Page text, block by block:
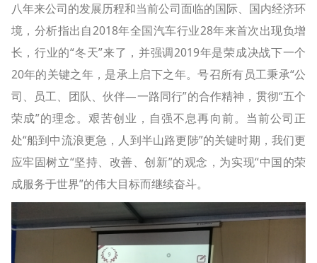
八年来公司的发展历程和当前公司面临的国际、国内经济环
境，分析指出自2018年全国汽车行业28年来首次出现负增
长，行业的“冬天”来了，并强调2019年是荣成决战下一个
20年的关键之年，是承上启下之年。号召所有员工秉承“公
司、员工、团队、伙伴—一路同行”的合作精神，贯彻“五个
荣成”的理念。艰苦创业，自强不息再向前。当前公司正
处“船到中流浪更急，人到半山路更陟”的关键时期，我们更
应牢固树立“坚持、改善、创新”的观念， 为实现“中国的荣
成服务于世界”的伟大目标而继续奋斗。